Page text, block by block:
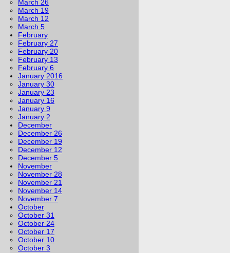
March 26
March 19
March 12
March 5
February
February 27
February 20
February 13
February 6
January 2016
January 30
January 23
January 16
January 9
January 2
December
December 26
December 19
December 12
December 5
November
November 28
November 21
November 14
November 7
October
October 31
October 24
October 17
October 10
October 3